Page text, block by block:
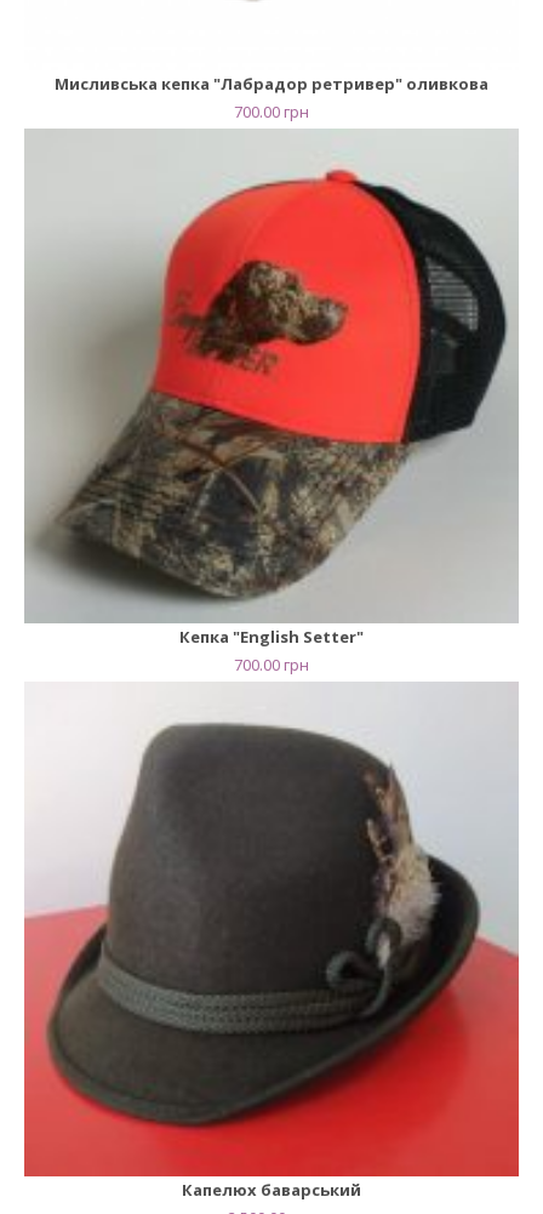
Мисливська кепка "Лабрадор ретривер" оливкова
700.00 грн
Кепка "English Setter"
700.00 грн
Капелюх баварський